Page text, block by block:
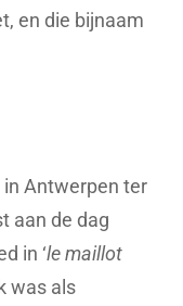
en die bijnaam
in Antwerpen ter
aan de dag
in ‘le maillot
was als